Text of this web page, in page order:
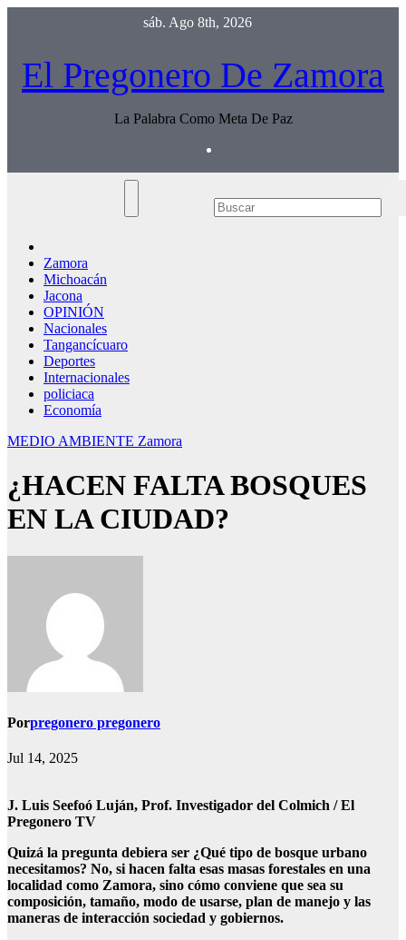
sáb. Ago 8th, 2026
El Pregonero De Zamora
La Palabra Como Meta De Paz
Zamora
Michoacán
Jacona
OPINIÓN
Nacionales
Tangancícuaro
Deportes
Internacionales
policiaca
Economía
MEDIO AMBIENTE Zamora
¿HACEN FALTA BOSQUES
EN LA CIUDAD?
Porpregonero pregonero
Jul 14, 2025
J. Luis Seefoó Luján, Prof. Investigador del Colmich / El
Pregonero TV
Quizá la pregunta debiera ser ¿Qué tipo de bosque urbano
necesitamos? No, si hacen falta esas masas forestales en una
localidad como Zamora, sino cómo conviene que sea su
composición, tamaño, modo de usarse, plan de manejo y las
maneras de interacción sociedad y gobiernos.